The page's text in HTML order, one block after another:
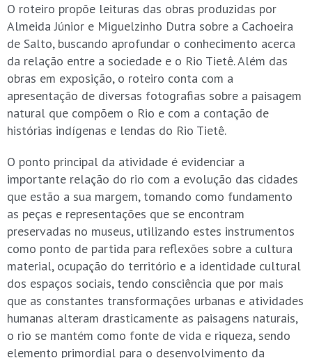
O roteiro propõe leituras das obras produzidas por
Almeida Júnior e Miguelzinho Dutra sobre a Cachoeira
de Salto, buscando aprofundar o conhecimento acerca
da relação entre a sociedade e o Rio Tietê. Além das
obras em exposição, o roteiro conta com a
apresentação de diversas fotografias sobre a paisagem
natural que compõem o Rio e com a contação de
histórias indígenas e lendas do Rio Tietê.
O ponto principal da atividade é evidenciar a
importante relação do rio com a evolução das cidades
que estão a sua margem, tomando como fundamento
as peças e representações que se encontram
preservadas no museus, utilizando estes instrumentos
como ponto de partida para reflexões sobre a cultura
material, ocupação do território e a identidade cultural
dos espaços sociais, tendo consciência que por mais
que as constantes transformações urbanas e atividades
humanas alteram drasticamente as paisagens naturais,
o rio se mantém como fonte de vida e riqueza, sendo
elemento primordial para o desenvolvimento da